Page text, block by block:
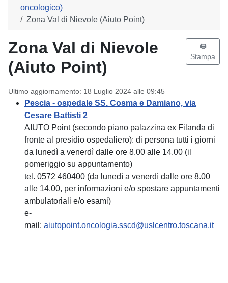
oncologico)
Zona Val di Nievole (Aiuto Point)
Zona Val di Nievole
(Aiuto Point)
Ultimo aggiornamento: 18 Luglio 2024 alle 09:45
🖨️
Stampa
Pescia - ospedale SS. Cosma e Damiano, via
Cesare Battisti 2
AIUTO Point (secondo piano palazzina ex Filanda di
fronte al presidio ospedaliero): di persona tutti i giorni
da lunedì a venerdì dalle ore 8.00 alle 14.00 (il
pomeriggio su appuntamento)
tel. 0572 460400 (da lunedì a venerdì dalle ore 8.00
alle 14.00, per informazioni e/o spostare appuntamenti
ambulatoriali e/o esami)
e-
mail: aiutopoint.oncologia.sscd@uslcentro.toscana.it